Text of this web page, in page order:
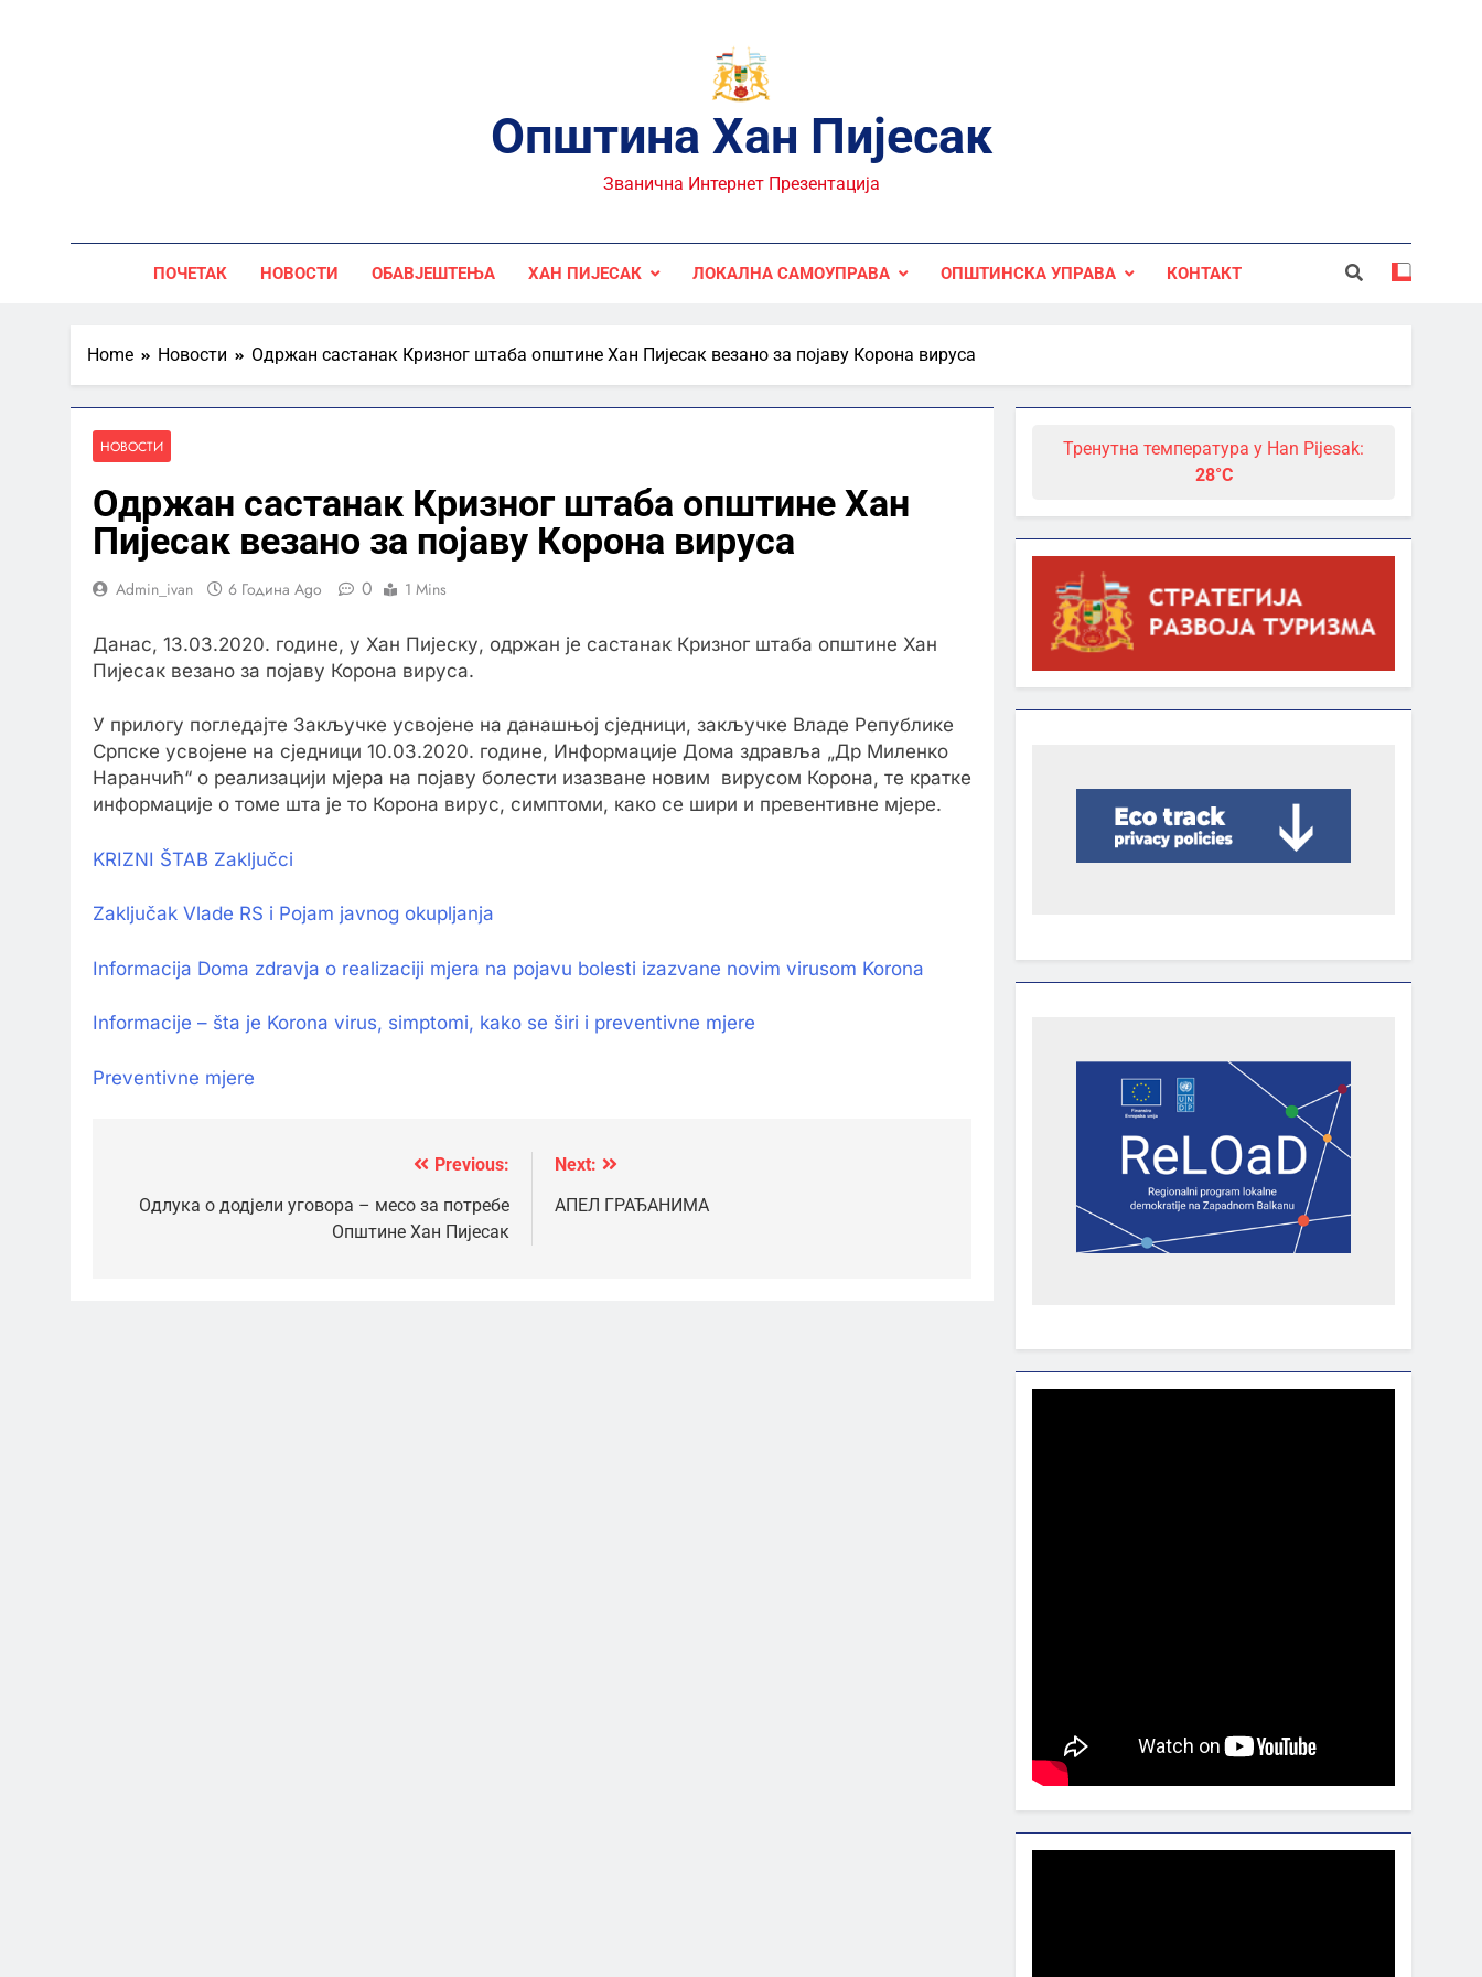
Општина Хан Пијесак
Званична Интернет Презентација
ПОЧЕТАК НОВОСТИ ОБАВЈЕШТЕЊА ХАН ПИЈЕСАК ЛОКАЛНА САМОУПРАВА ОПШТИНСКА УПРАВА КОНТАКТ
Home Новости Одржан састанак Кризног штаба општине Хан Пијесак везано за појаву Корона вируса
НОВОСТИ
Одржан састанак Кризног штаба општине Хан
Пијесак везано за појаву Корона вируса
Admin_ivan 6 Година Ago 0 1 Mins
Данас, 13.03.2020. године, у Хан Пијеску, одржан је састанак Кризног штаба општине Хан
Пијесак везано за појаву Корона вируса.
У прилогу погледајте Закључке усвојене на данашњој сједници, закључке Владе Републике
Српске усвојене на сједници 10.03.2020. године, Информације Дома здравља „Др Миленко
Наранчић“ о реализацији мјера на појаву болести изазване новим вирусом Корона, те кратке
информације о томе шта је то Корона вирус, симптоми, како се шири и превентивне мјере.
KRIZNI ŠTAB Zaključci
Zaključak Vlade RS i Pojam javnog okupljanja
Informacija Doma zdravja o realizaciji mjera na pojavu bolesti izazvane novim virusom Korona
Informacije – šta je Korona virus, simptomi, kako se širi i preventivne mjere
Preventivne mjere
чланка
Previous:
Одлука о додјели уговора – месо за потребе
Општине Хан Пијесак
Next:
АПЕЛ ГРАЂАНИМА
Тренутна температура у Han Pijesak:
28°C